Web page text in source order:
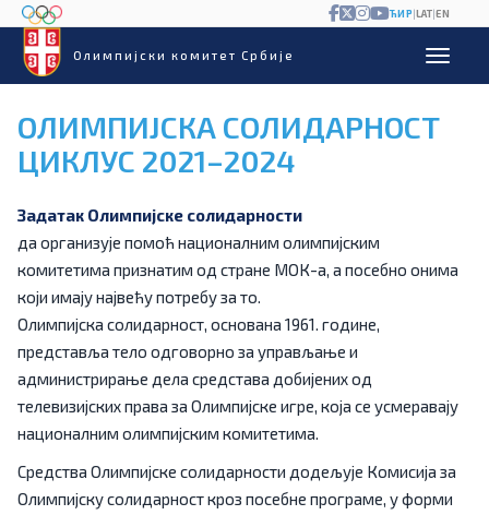
Олимпијски комитет Србије
ЋИР|LAT|EN
ОЛИМПИЈСКА СОЛИДАРНОСТ
ЦИКЛУС 2021–2024
Задатак Олимпијске солидарности
да организује помоћ националним олимпијским
комитетима признатим од стране МОК-а, а посебно онима
који имају највећу потребу за то.
Олимпијска солидарност, основана 1961. године,
представља тело одговорно за управљање и
администрирање дела средстава добијених од
телевизијских права за Олимпијске игре, која се усмеравају
националним олимпијским комитетима.
Средства Олимпијске солидарности додељује Комисија за
Олимпијску солидарност кроз посебне програме, у форми